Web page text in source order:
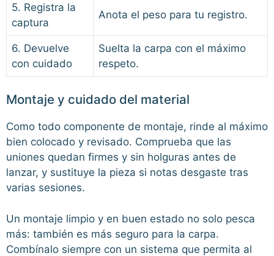
5. Registra la
captura
Anota el peso para tu registro.
6. Devuelve
con cuidado
Suelta la carpa con el máximo
respeto.
Montaje y cuidado del material
Como todo componente de montaje, rinde al máximo
bien colocado y revisado. Comprueba que las
uniones quedan firmes y sin holguras antes de
lanzar, y sustituye la pieza si notas desgaste tras
varias sesiones.
Un montaje limpio y en buen estado no solo pesca
más: también es más seguro para la carpa.
Combínalo siempre con un sistema que permita al